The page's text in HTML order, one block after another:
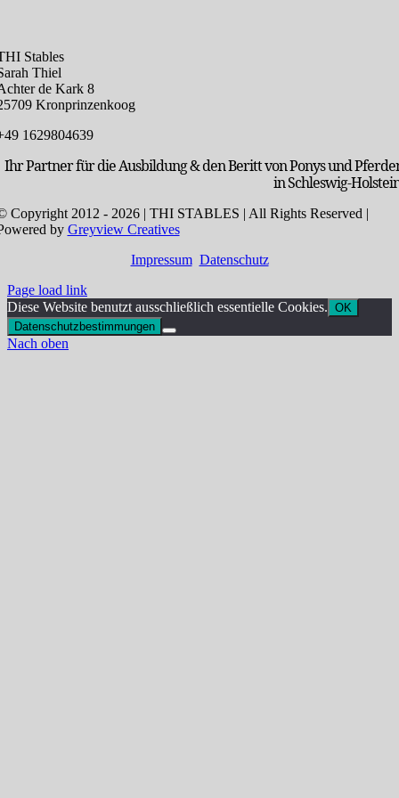
Stables
Thiel
de Kark 8
Kronprinzenkoog
1629804639
Ihr Partner für die Ausbildung & den Beritt von Ponys und
in Schleswig-
Copyright 2012 - 2026 | THI STABLES | All Rights Reserved |
by Greyview Creatives
Impressum Datenschutz
Page load link
Diese Website benutzt ausschließlich essentielle Cookies. OK
Datenschutzbestimmungen
Nach oben